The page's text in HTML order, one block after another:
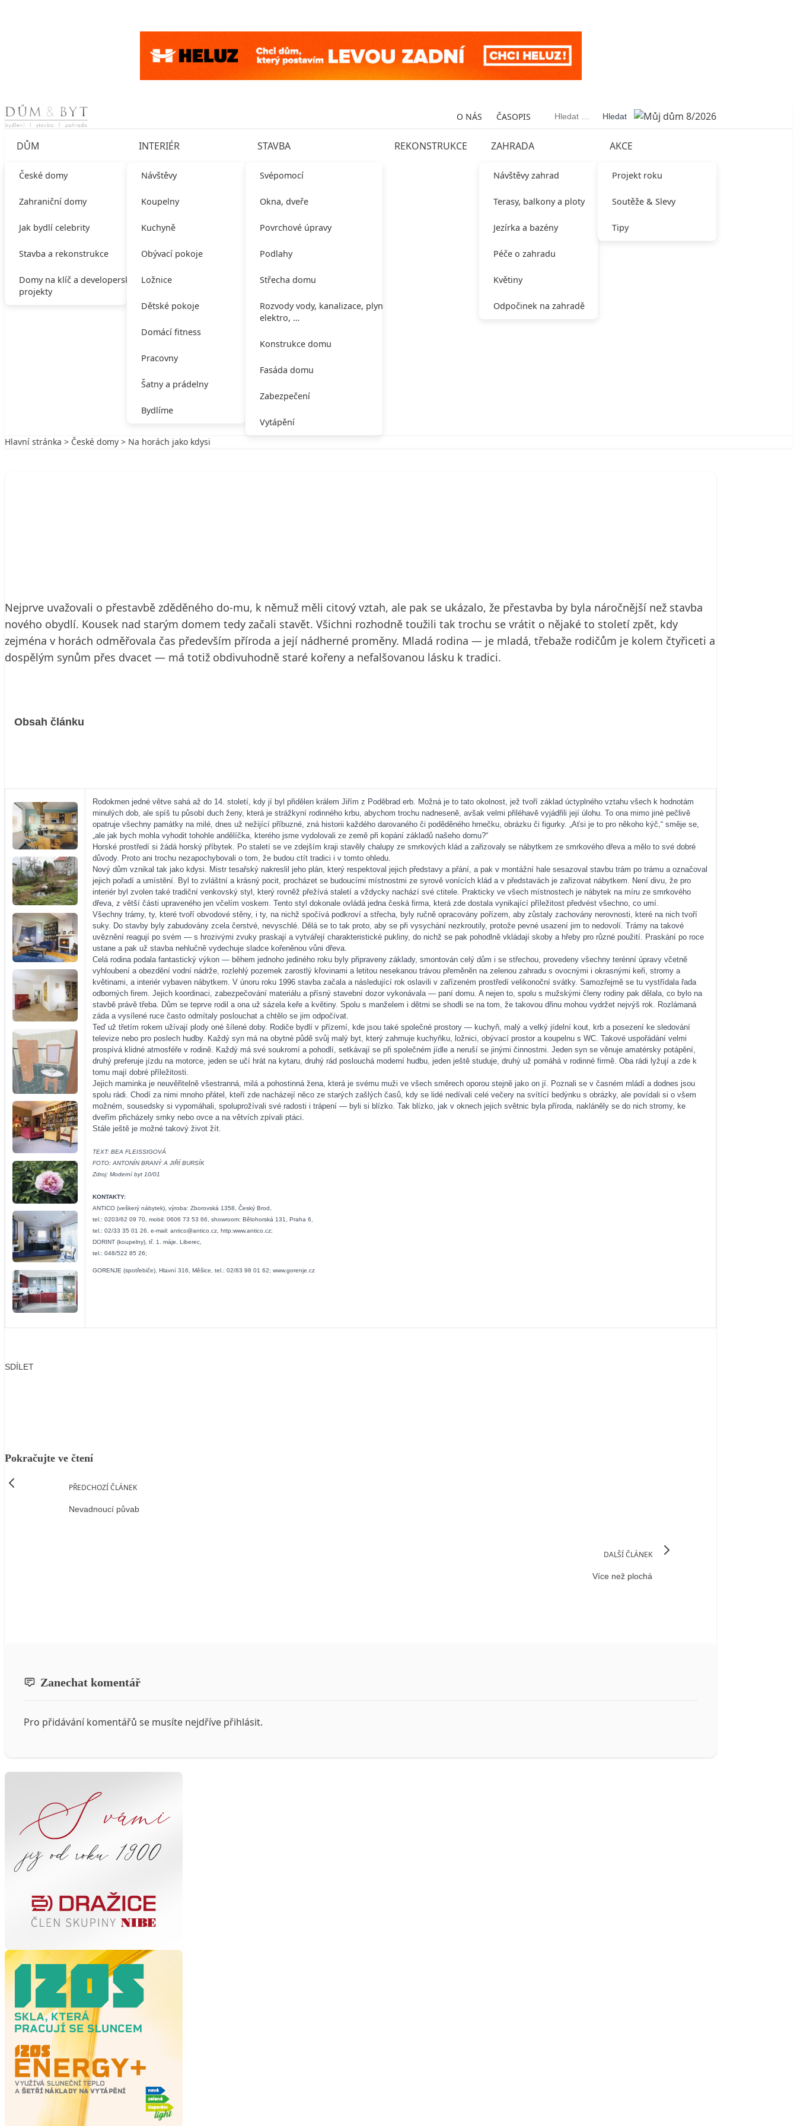
Skip to content O NÁS ČASOPIS Vyhledávání
DŮM
České domy
Zahraniční domy
Jak bydlí celebrity
Stavba a rekonstrukce
Domy na klíč a developerské
projekty
INTERIÉR
Návštěvy
Koupelny
Kuchyně
Obývací pokoje
Ložnice
Dětské pokoje
Domácí fitness
Pracovny
Šatny a prádelny
Bydlíme
STAVBA
Svépomocí
Okna, dveře
Povrchové úpravy
Podlahy
Střecha domu
Rozvody vody, kanalizace, plynu,
elektro, …
Konstrukce domu
Fasáda domu
Zabezpečení
Vytápění
REKONSTRUKCE ZAHRADA
Návštěvy zahrad
Terasy, balkony a ploty
Jezírka a bazény
Péče o zahradu
Květiny
Odpočinek na zahradě
AKCE
Projekt roku
Soutěže & Slevy
Tipy
Hlavní stránka > České domy > Na horách jako kdysi
Nejprve uvažovali o přestavbě zděděného do-mu, k němuž měli citový vztah, ale pak se ukázalo, že přestavba by byla náročnější než stavba
nového obydlí. Kousek nad starým domem tedy začali stavět. Všichni rozhodně toužili tak trochu se vrátit o nějaké to století zpět, kdy
zejména v horách odměřovala čas především příroda a její nádherné proměny. Mladá rodina — je mladá, třebaže rodičům je kolem čtyřiceti a
dospělým synům přes dvacet — má totiž obdivuhodně staré kořeny a nefalšovanou lásku k tradici.
Obsah článku
Rodokmen jedné větve sahá až do 14. století, kdy jí byl přidělen králem Jiřím z Poděbrad erb. Možná je to tato okolnost, jež tvoří základ úctyplného vztahu všech k hodnotám
minulých dob, ale spíš tu působí duch ženy, která je strážkyní rodinného krbu, abychom trochu nadneseně, avšak velmi přiléhavě vyjádřili její úlohu. To ona mimo jiné pečlivě
opatruje všechny památky na milé, dnes už nežijící příbuzné, zná historii každého darovaného či poděděného hrnečku, obrázku či figurky. „Aťsi je to pro někoho kýč,“ směje se,
„ale jak bych mohla vyhodit tohohle andělíčka, kterého jsme vydolovali ze země při kopání základů našeho domu?“
Horské prostředí si žádá horský příbytek. Po staletí se ve zdejším kraji stavěly chalupy ze smrkových klád a zařizovaly se nábytkem ze smrkového dřeva a mělo to své dobré
důvody. Proto ani trochu nezapochybovali o tom, že budou ctít tradici i v tomto ohledu.
Nový dům vznikal tak jako kdysi. Mistr tesařský nakreslil jeho plán, který respektoval jejich představy a přání, a pak v montážní hale sesazoval stavbu trám po trámu a označoval
jejich pořadí a umístění. Byl to zvláštní a krásný pocit, procházet se budoucími místnostmi ze syrově vonících klád a v představách je zařizovat nábytkem. Není divu, že pro
interiér byl zvolen také tradiční venkovský styl, který rovněž přežívá staletí a vždycky nachází své ctitele. Prakticky ve všech místnostech je nábytek na míru ze smrkového
dřeva, z větší části upraveného jen včelím voskem. Tento styl dokonale ovládá jedna česká firma, která zde dostala vynikající příležitost předvést všechno, co umí.
Všechny trámy, ty, které tvoří obvodové stěny, i ty, na nichž spočívá podkroví a střecha, byly ručně opracovány pořízem, aby zůstaly zachovány nerovnosti, které na nich tvoří
suky. Do stavby byly zabudovány zcela čerstvé, nevyschlé. Dělá se to tak proto, aby se při vysychání nezkroutily, protože pevné usazení jim to nedovolí. Trámy na takové
uvěznění reagují po svém — s hrozivými zvuky praskají a vytvářejí charakteristické pukliny, do nichž se pak pohodlně vkládají skoby a hřeby pro různé použití. Praskání po roce
ustane a pak už stavba nehlučně vydechuje sladce kořeněnou vůni dřeva.
Celá rodina podala fantastický výkon — během jednoho jediného roku byly připraveny základy, smontován celý dům i se střechou, provedeny všechny terénní úpravy včetně
vyhloubení a obezdění vodní nádrže, rozlehlý pozemek zarostlý křovinami a letitou nesekanou trávou přeměněn na zelenou zahradu s ovocnými i okrasnými keři, stromy a
květinami, a interiér vybaven nábytkem. V únoru roku 1996 stavba začala a následující rok oslavili v zařízeném prostředí velikonoční svátky. Samozřejmě se tu vystřídala řada
odborných firem. Jejich koordinaci, zabezpečování materiálu a přísný stavební dozor vykonávala — paní domu. A nejen to, spolu s mužskými členy rodiny pak dělala, co bylo na
stavbě právě třeba. Dům se teprve rodil a ona už sázela keře a květiny. Spolu s manželem i dětmi se shodli se na tom, že takovou dřinu mohou vydržet nejvýš rok. Rozlámaná
záda a vysílené ruce často odmítaly poslouchat a chtělo se jim odpočívat.
Teď už třetím rokem užívají plody oné šílené doby. Rodiče bydlí v přízemí, kde jsou také společné prostory — kuchyň, malý a velký jídelní kout, krb a posezení ke sledování
televize nebo pro poslech hudby. Každý syn má na obytné půdě svůj malý byt, který zahrnuje kuchyňku, ložnici, obývací prostor a koupelnu s WC. Takové uspořádání velmi
prospívá klidné atmosféře v rodině. Každý má své soukromí a pohodlí, setkávají se při společném jídle a neruší se jinými činnostmi. Jeden syn se věnuje amatérsky potápění,
druhý preferuje jízdu na motorce, jeden se učí hrát na kytaru, druhý rád poslouchá moderní hudbu, jeden ještě studuje, druhý už pomáhá v rodinné firmě. Oba rádi lyžují a zde k
tomu mají dobré příležitosti.
Jejich maminka je neuvěřitelně všestranná, milá a pohostinná žena, která je svému muži ve všech směrech oporou stejně jako on jí. Poznali se v časném mládí a dodnes jsou
spolu rádi. Chodí za nimi mnoho přátel, kteří zde nacházejí něco ze starých zašlých časů, kdy se lidé nedívali celé večery na svítící bedýnku s obrázky, ale povídali si o všem
možném, sousedsky si vypomáhali, spoluprožívali své radosti i trápení — byli si blízko. Tak blízko, jak v oknech jejich světnic byla příroda, nakláněly se do nich stromy, ke
dveřím přicházely srnky nebo ovce a na větvích zpívali ptáci.
Stále ještě je možné takový život žít.
TEXT: BEA FLEISSIGOVÁ
FOTO: ANTONÍN BRANÝ A JIŘÍ BURSÍK
Zdroj: Moderní byt 10/01
KONTAKTY:
ANTICO (veškerý nábytek), výroba: Zborovská 1358, Český Brod,
tel.: 0203/62 09 70, mobil: 0606 73 53 66, showroom: Bělohorská 131, Praha 6,
tel.: 02/33 35 01 26, e-mail: antico@antico.cz, http:www.antico.cz;
DORINT (koupelny), tř. 1. máje, Liberec,
tel.: 048/522 85 26;
GORENJE (spotřebiče), Hlavní 316, Měšice, tel.: 02/83 98 01 62; www.gorenje.cz
SDÍLET
Pokračujte ve čtení
PŘEDCHOZÍ ČLÁNEK
Nevadnoucí půvab
DALŠÍ ČLÁNEK
Více než plochá
Zanechat komentář
Pro přidávání komentářů se musíte nejdříve přihlásit.